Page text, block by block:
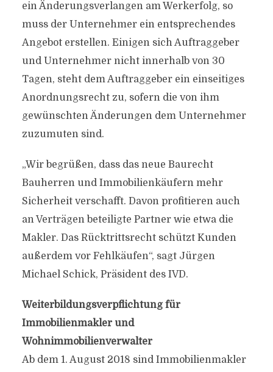
ein Änderungsverlangen am Werkerfolg, so
muss der Unternehmer ein entsprechendes
Angebot erstellen. Einigen sich Auftraggeber
und Unternehmer nicht innerhalb von 30
Tagen, steht dem Auftraggeber ein einseitiges
Anordnungsrecht zu, sofern die von ihm
gewünschten Änderungen dem Unternehmer
zuzumuten sind.
„Wir begrüßen, dass das neue Baurecht
Bauherren und Immobilienkäufern mehr
Sicherheit verschafft. Davon profitieren auch
an Verträgen beteiligte Partner wie etwa die
Makler. Das Rücktrittsrecht schützt Kunden
außerdem vor Fehlkäufen“, sagt Jürgen
Michael Schick, Präsident des IVD.
Weiterbildungsverpflichtung für
Immobilienmakler und
Wohnimmobilienverwalter
Ab dem 1. August 2018 sind Immobilienmakler